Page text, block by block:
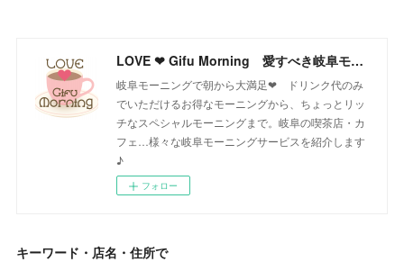
LOVE ❤ Gifu Morning 愛すべき岐阜モーニング♪
岐阜モーニングで朝から大満足❤ ドリンク代のみ
でいただけるお得なモーニングから、ちょっとリッ
チなスペシャルモーニングまで。岐阜の喫茶店・カ
フェ…様々な岐阜モーニングサービスを紹介します
♪
フォロー
キーワード・店名・住所で